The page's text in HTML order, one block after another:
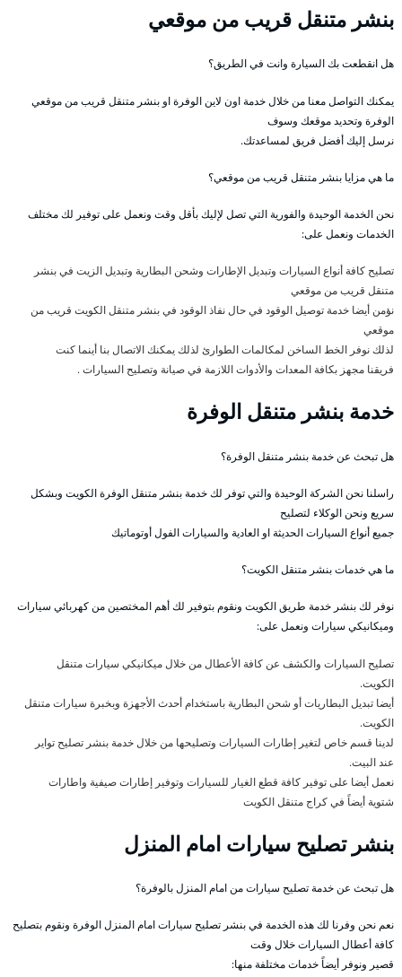
بنشر متنقل قريب من موقعي
هل انقطعت بك السيارة وانت في الطريق؟
يمكنك التواصل معنا من خلال خدمة اون لاين الوفرة او بنشر متنقل قريب من موقعي
الوفرة وتحديد موقعك وسوف
نرسل إليك أفضل فريق لمساعدتك.
ما هي مزايا بنشر متنقل قريب من موقعي؟
نحن الخدمة الوحيدة والفورية التي تصل لإليك بأقل وقت ونعمل على توفير لك مختلف
الخدمات ونعمل على:
تصليح كافة أنواع السيارات وتبديل الإطارات وشحن البطارية وتبديل الزيت في بنشر
متنقل قريب من موقعي
نؤمن أيضا خدمة توصيل الوقود في حال نفاذ الوقود في بنشر متنقل الكويت قريب من
موقعي
لذلك نوفر الخط الساخن لمكالمات الطوارئ لذلك يمكنك الاتصال بنا أينما كنت
فريقنا مجهز بكافة المعدات والأدوات اللازمة في صيانة وتصليح السيارات .
خدمة بنشر متنقل الوفرة
هل تبحث عن خدمة بنشر متنقل الوفرة؟
راسلنا نحن الشركة الوحيدة والتي توفر لك خدمة بنشر متنقل الوفرة الكويت وبشكل
سريع ونحن الوكلاء لتصليح
جميع أنواع السيارات الحديثة او العادية والسيارات الفول أوتوماتيك
ما هي خدمات بنشر متنقل الكويت؟
نوفر لك بنشر خدمة طريق الكويت ونقوم بتوفير لك أهم المختصين من كهربائي سيارات
وميكانيكي سيارات ونعمل على:
تصليح السيارات والكشف عن كافة الأعطال من خلال ميكانيكي سيارات متنقل
الكويت.
أيضا تبديل البطاريات أو شحن البطارية باستخدام أحدث الأجهزة وبخبرة سيارات متنقل
الكويت.
لدينا قسم خاص لتغير إطارات السيارات وتصليحها من خلال خدمة بنشر تصليح تواير
عند البيت.
نعمل أيضا على توفير كافة قطع الغيار للسيارات وتوفير إطارات صيفية واطارات
شتوية أيضاً في كراج متنقل الكويت
بنشر تصليح سيارات امام المنزل
هل تبحث عن خدمة تصليح سيارات من امام المنزل بالوفرة؟
نعم نحن وفرنا لك هذه الخدمة في بنشر تصليح سيارات امام المنزل الوفرة ونقوم بتصليح
كافة أعطال السيارات خلال وقت
قصير ونوفر أيضاً خدمات مختلفة منها: